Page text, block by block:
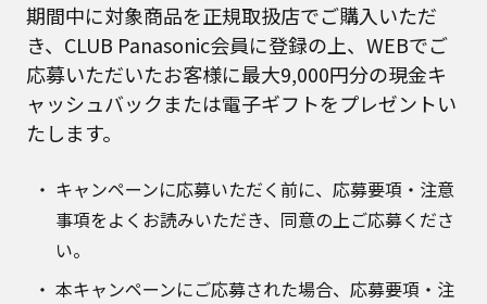
期間中に対象商品を正規取扱店でご購入いただ
き、CLUB Panasonic会員に登録の上、WEBでご
応募いただいたお客様に最大9,000円分の現金キ
ャッシュバックまたは電子ギフトをプレゼントい
たします。
キャンペーンに応募いただく前に、応募要項・注意
事項をよくお読みいただき、同意の上ご応募くださ
い。
本キャンペーンにご応募された場合、応募要項・注